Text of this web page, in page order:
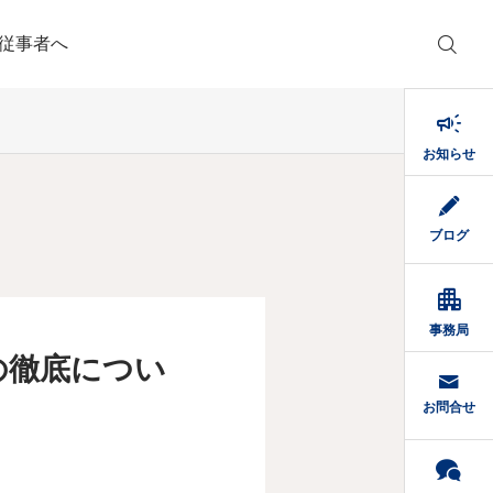
事者へ

お知らせ
ブログ

事務局
お問合せ
徹底につい